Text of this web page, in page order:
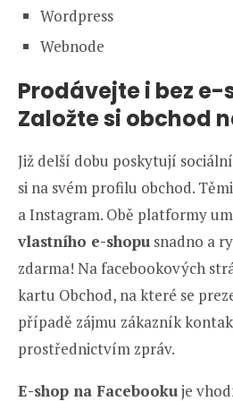
Wordpress
Webnode
Prodávejte i bez e-
Založte si obchod
Již delší dobu poskytují
si na svém profilu obchod.
a Instagram. Obě platformy
vlastního e-shopu snadno a
zdarma! Na facebookových
kartu Obchod, na které se
případě zájmu zákazník
prostřednictvím zpráv.
E-shop na Facebookuje